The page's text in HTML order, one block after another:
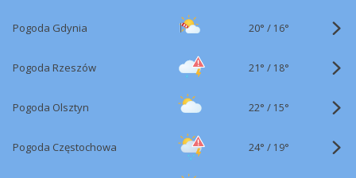
Pogoda Gdynia 20° / 16°
Pogoda Rzeszów 21° / 18°
Pogoda Olsztyn 22° / 15°
Pogoda Częstochowa 24° / 19°